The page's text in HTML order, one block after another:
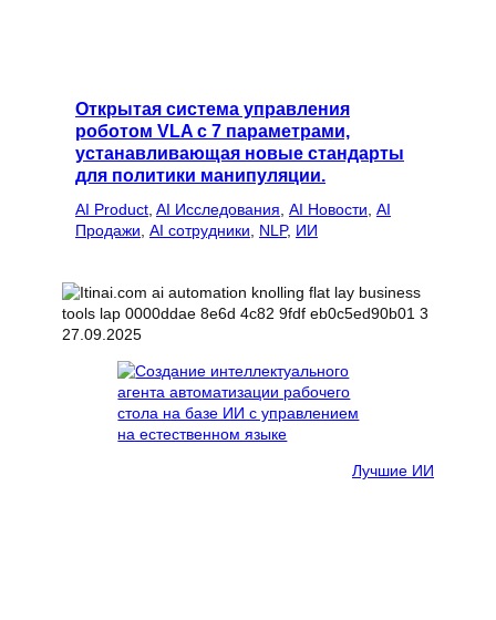
Открытая система управления
роботом VLA с 7 параметрами,
устанавливающая новые стандарты
для политики манипуляции.
AI Product AI Исследования AI Новости AI
Продажи AI сотрудники NLP, ИИ
27.09.2025
Лучшие ИИ